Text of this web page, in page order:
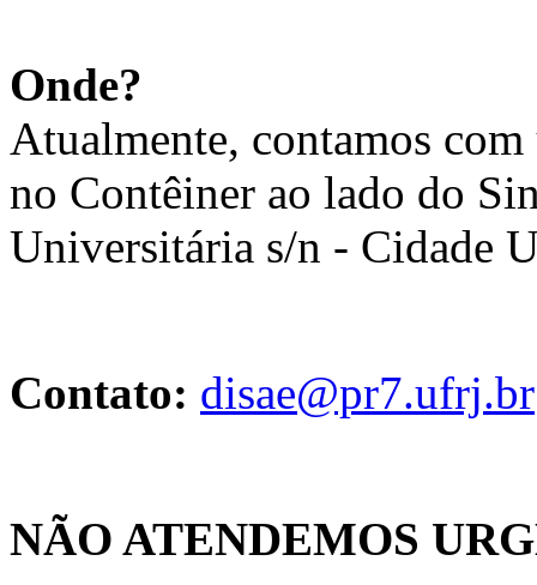
Onde?
Atualmente, contamos
no Contêiner ao lado do
Universitária s/n - Cidade
Contato: disae@pr7.ufrj.br
NÃO ATENDEMOS